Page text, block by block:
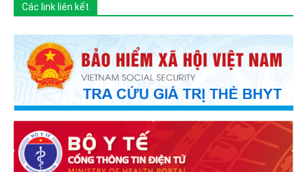
Các link liên kết